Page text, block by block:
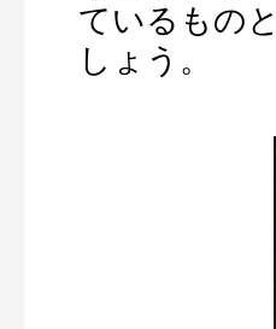
ているもの
しょう。